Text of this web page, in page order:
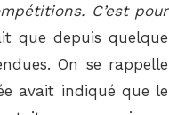
C’est pour
que depuis quelque
On se rappelle
avait indiqué que le